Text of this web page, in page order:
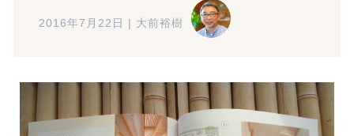
2016年7月22日 大前裕樹